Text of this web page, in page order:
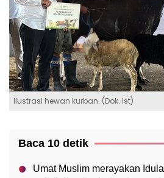
Ilustrasi hewan kurban. (Dok. Ist)
Baca 10 detik
Umat Muslim merayakan